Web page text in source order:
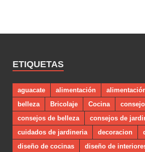
ETIQUETAS
aguacate alimentación
belleza
Bricolaje Cocina
consejos de belleza
consejos de
cuidados de jardineria
decoracion
diseño de cocinas
diseño de